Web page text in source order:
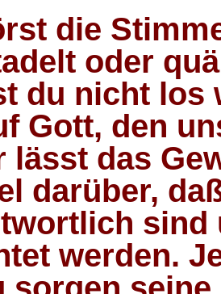
die
oder
du nicht los
Gott, den
lässt das
darüber,
sind
werden.